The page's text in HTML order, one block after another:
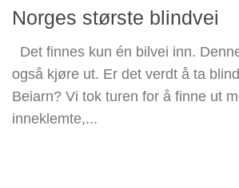
Norges største blindvei
Det finnes kun én bilvei inn.
også kjøre ut. Er det verdt å ta
Beiarn? Vi tok turen for å finne ut
inneklemte,...